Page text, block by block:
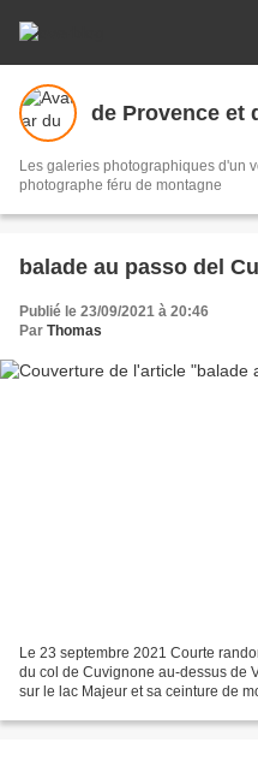
de Provence et
Les galeries photographiques d'un
photographe féru de montagne
balade au passo del
Publié le 23/09/2021 à 20:46
Par Thomas
Le 23 septembre 2021 Courte
du col de Cuvignone au-dessus de
sur le lac Majeur et sa ceinture de